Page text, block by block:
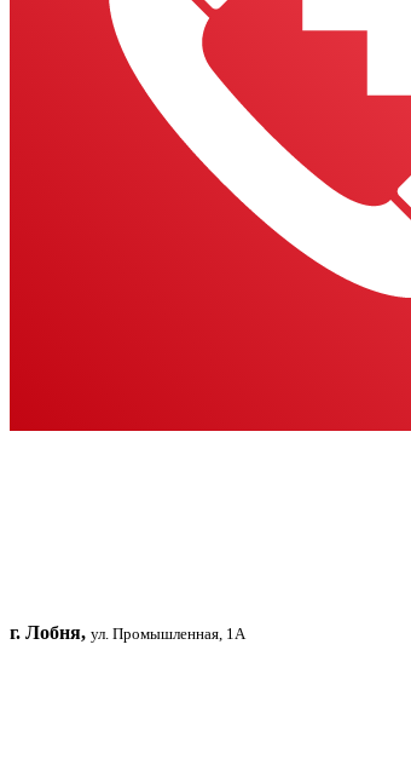
г. Лобня, ул. Промышленная, 1А